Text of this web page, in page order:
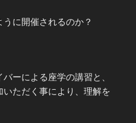
に開催されるのか？
ーによる座学の講習と、
ただく事により、理解を